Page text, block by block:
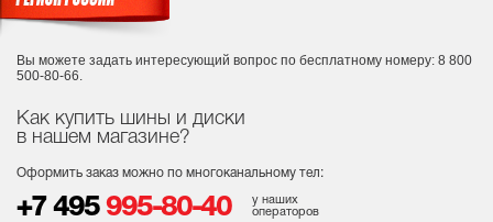
Как купить шины и диски
в нашем магазине?
Оформить заказ можно по многоканальному тел:
+7 495 995-80-40
у наших
операторов
Вы можете задать интересующий вопрос по бесплатному номеру: 8 800
500-80-66.